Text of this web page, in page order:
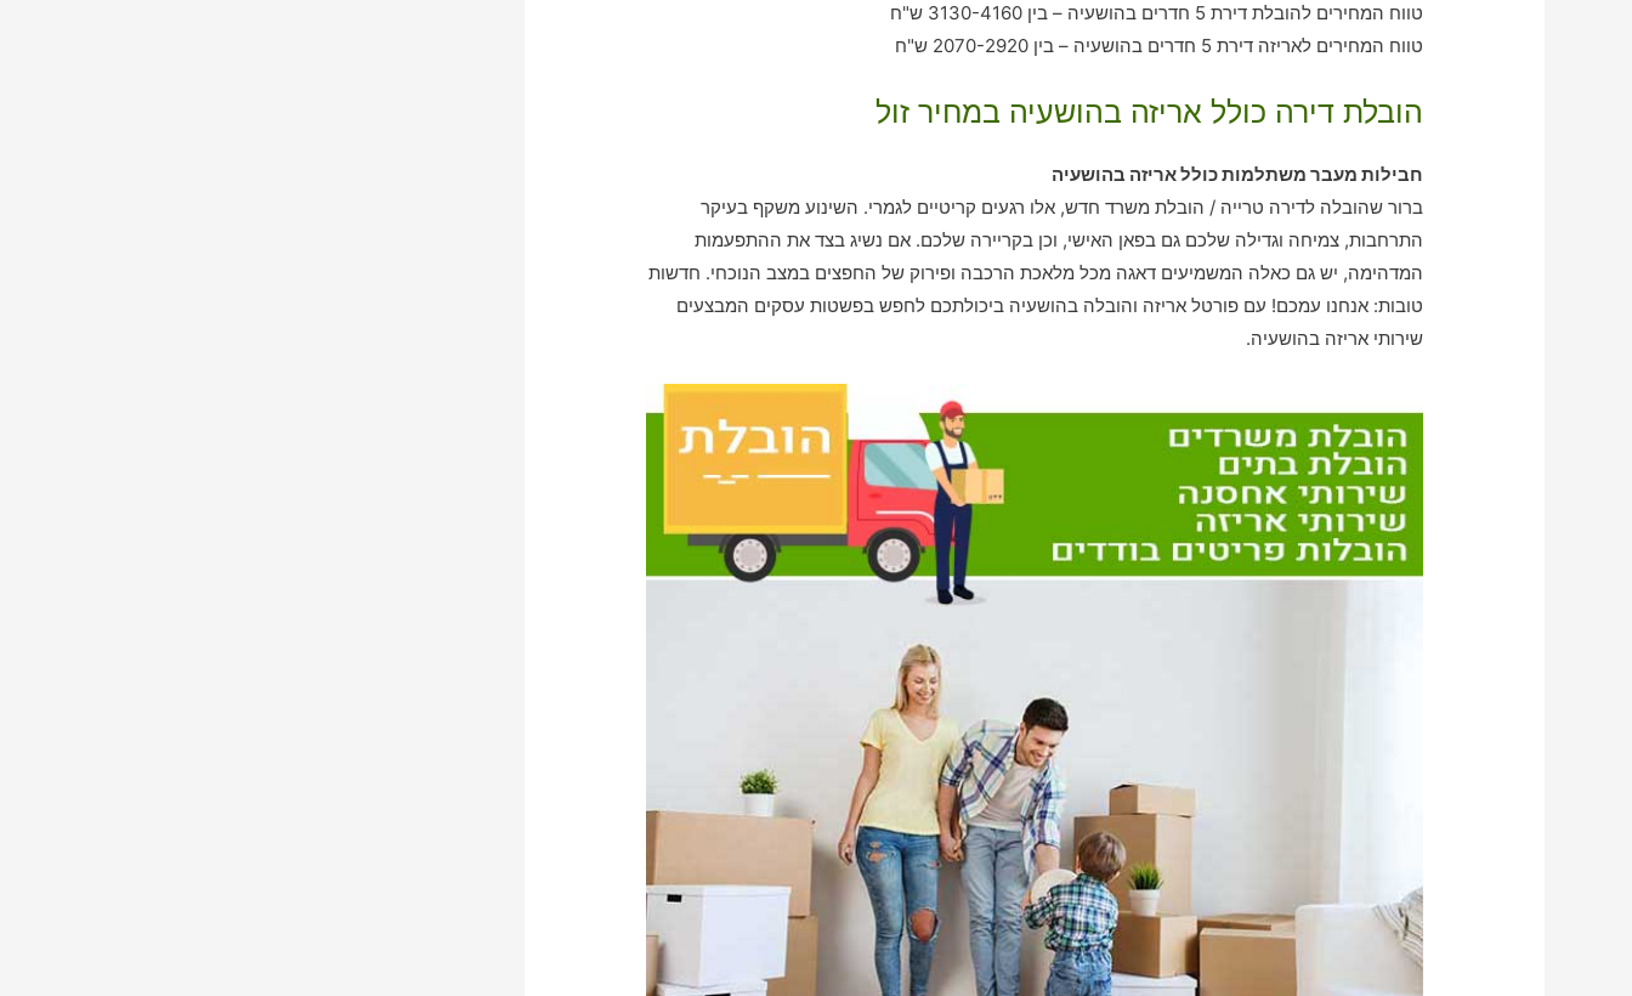
טווח המחירים להובלת דירת 5 חדרים בהושעיה – בין 3130-4160 ש"ח
טווח המחירים לאריזה דירת 5 חדרים בהושעיה – בין 2070-2920 ש"ח
הובלת דירה כולל אריזה בהושעיה במחיר זול
חבילות מעבר משתלמות כולל אריזה בהושעיה
ברור שהובלה לדירה טרייה / הובלת משרד חדש, אלו רגעים קריטיים לגמרי. השינוע משקף בעיקר
התרחבות, צמיחה וגדילה שלכם גם בפאן האישי, וכן בקריירה שלכם. אם נשיג בצד את ההתפעמות
המדהימה, יש גם כאלה המשמיעים דאגה מכל מלאכת הרכבה ופירוק של החפצים במצב הנוכחי. חדשות
טובות: אנחנו עמכם! עם פורטל אריזה והובלה בהושעיה ביכולתכם לחפש בפשטות עסקים המבצעים
שירותי אריזה בהושעיה.